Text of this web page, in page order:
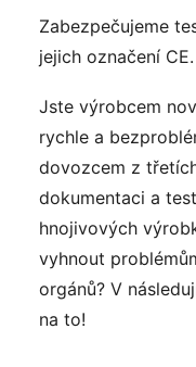
Zabezpečujeme
jejich označení CE.
Jste výrobcem
rychle a
dovozcem z
dokumentaci a
hnojivových
vyhnout
orgánů? V
na to!